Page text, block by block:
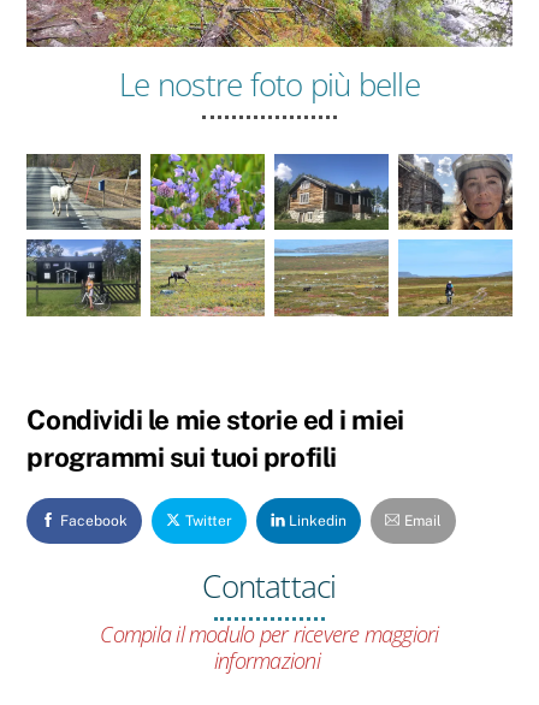
Le nostre foto più belle
Condividi le mie storie ed i miei
programmi sui tuoi profili
Facebook Twitter Linkedin Email
Contattaci
Compila il modulo per ricevere maggiori
informazioni